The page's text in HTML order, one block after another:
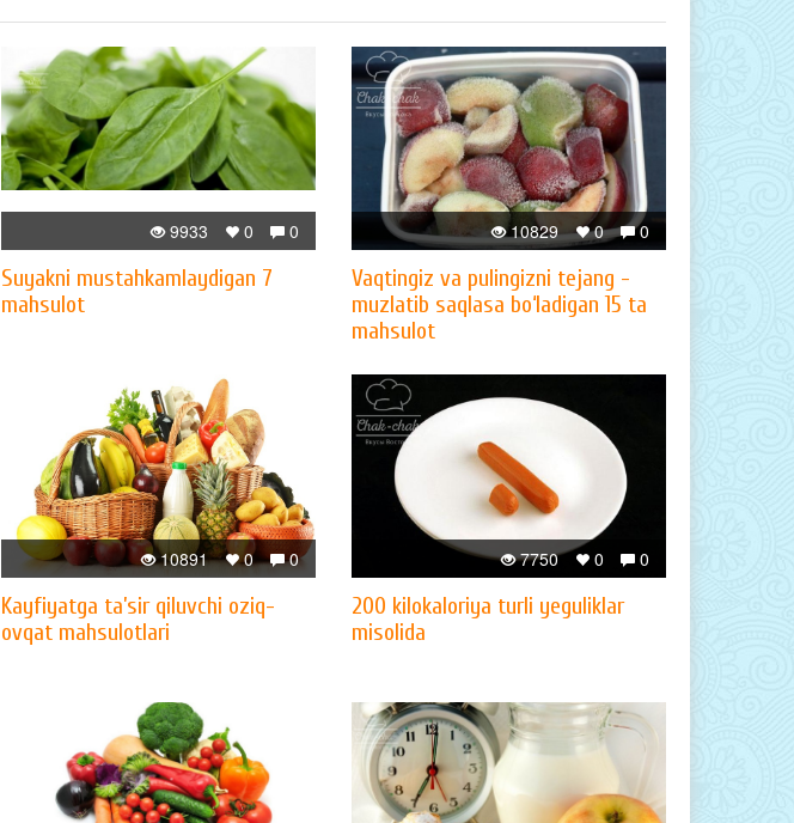
0
0
9933
Suyakni mustahkamlaydigan 7
mahsulot
0
0
10829
Vaqtingiz va pulingizni tejang -
muzlatib saqlasa bo‘ladigan 15 ta
mahsulot
0
0
10891
Kayfiyatga ta’sir qiluvchi oziq-
ovqat mahsulotlari
0
0
7750
200 kilokaloriya turli yeguliklar
misolida